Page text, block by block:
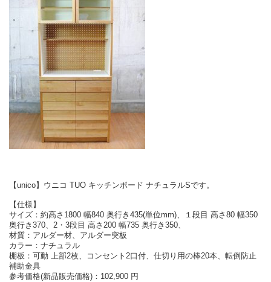
【unico】ウニコ TUO キッチンボード ナチュラルSです。
【仕様】
サイズ：約高さ1800 幅840 奥行き435(単位mm)、１段目 高さ80 幅350
奥行き370、2・3段目 高さ200 幅735 奥行き350、
材質：アルダー材、アルダー突板
カラー：ナチュラル
棚板：可動 上部2枚、コンセント2口付、仕切り用の棒20本、転倒防止
補助金具
参考価格(新品販売価格)：102,900 円